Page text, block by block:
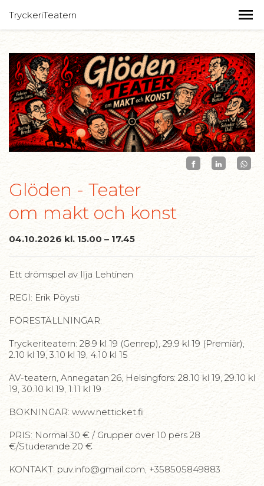
TryckeriTeatern
Glöden - Teater
om makt och konst
04.10.2026 kl. 15.00 – 17.45
Ett drömspel av Ilja Lehtinen
REGI: Erik Pöysti
FÖRESTÄLLNINGAR:
Tryckeriteatern: 28.9 kl 19 (Genrep), 29.9 kl 19 (Premiär),
2.10 kl 19, 3.10 kl 19, 4.10 kl 15
AV-teatern, Annegatan 26, Helsingfors: 28.10 kl 19, 29.10 kl
19, 30.10 kl 19, 1.11 kl 19
BOKNINGAR: www.netticket.fi
PRIS: Normal 30 € / Grupper över 10 pers 28
€/Studerande 20 €
KONTAKT: puv.info@gmail.com, +358505849883